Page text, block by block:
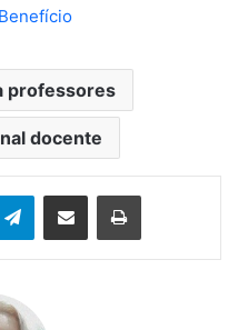
professores
docente
TelegramCompartilhar via e-mail Imprimir